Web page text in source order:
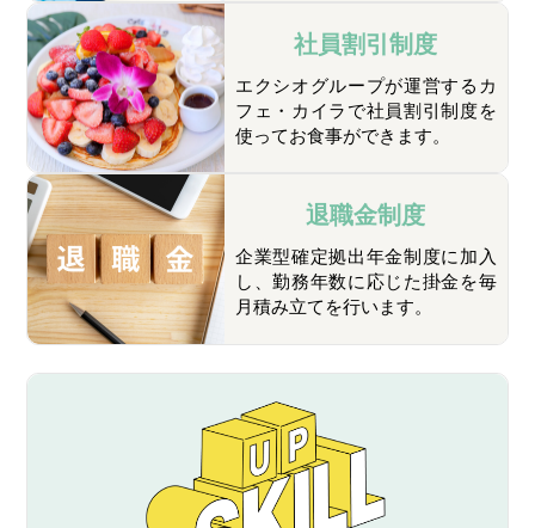
社員割引制度
エクシオグループが運営するカ
フェ・カイラで社員割引制度を
使ってお食事ができます。
退職金制度
企業型確定拠出年金制度に加入
し、勤務年数に応じた掛金を毎
月積み立てを行います。